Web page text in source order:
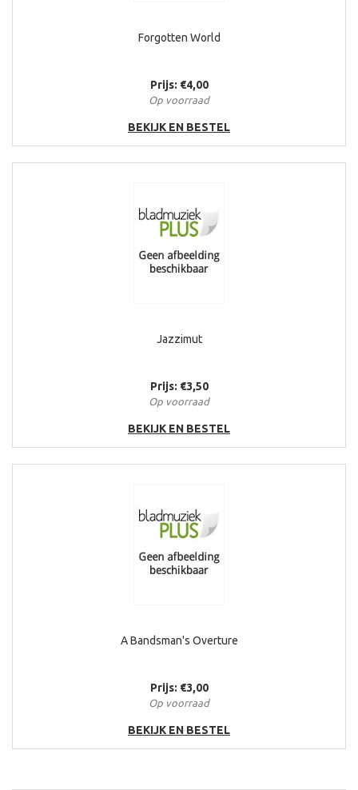
Forgotten World
Prijs: €4,00
Op voorraad
BEKIJK EN BESTEL
Jazzimut
Prijs: €3,50
Op voorraad
BEKIJK EN BESTEL
A Bandsman's Overture
Prijs: €3,00
Op voorraad
BEKIJK EN BESTEL